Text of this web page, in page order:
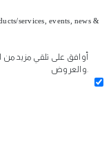
services, events, news &
أوافق على تلقي مزيد من
والعروض.